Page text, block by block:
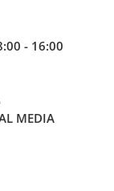
- 16:00
MEDIA